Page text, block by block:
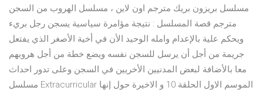
مسلسل بريزون بريك مترجم اون لاين ، مسلسل الهروب من السجن
مترجم قصة المسلسل : نتيجة مؤامرة سياسية يسجن رجل بريء
ويحكم علية بالإعدام وامله الوحيد الأن في أخية الأصغر الذي يفتعل
جريمة من أجل أن يرسل للسجن نفسه ويضع خطة من أجل هروبهم
معا بالأضافة لبعض المدنيين الأخريين في السجن وعلى تدور احداث
مسلسل Extracurricular الموسم الاول الحلقة 10 و الاخيرة حول إنها